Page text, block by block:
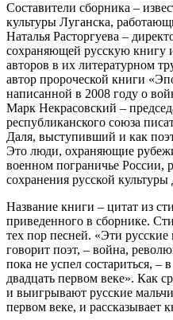
Составители сборника –
культуры Луганска,
Наталья Расторгуева –
сохраняющей русскую книгу
авторов в их литературном
автор пророческой книги
написанной в 2008 году о
Марк Некрасовский –
республиканского союза
Даля, выступивший и как
Это люди, охраняющие
военном пограничье России,
сохранения русской культуры
Название книги – цитат из
приведенного в сборнике.
тех пор песней. «Эти
говорит поэт, – война,
пока не успел состариться, –
двадцать первом веке». Как
и выигрывают русские
первом веке, и рассказывает